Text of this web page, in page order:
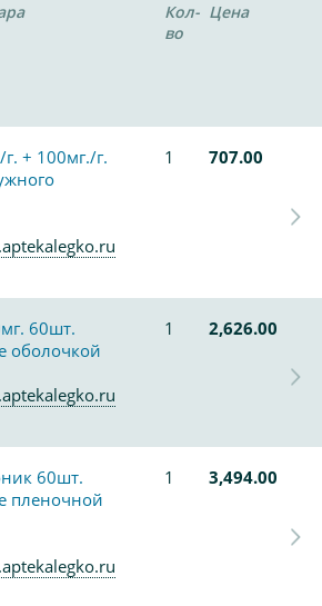
Кол-
во
Цена
+ 100мг./г.
1 707.00
60шт.
оболочкой
1 2,626.00
60шт.
пленочной
1 3,494.00